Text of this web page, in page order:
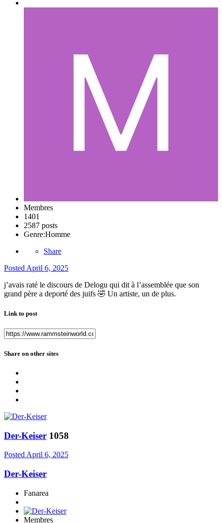
Membres
1401
2587 posts
Genre:Homme
Share
Posted April 6, 2025
j’avais raté le discours de Delogu qui dit à l’assemblée que son
grand père a deporté des juifs 🤣 Un artiste, un de plus.
Link to post
Share on other sites
Der-Keiser 1058
PostedApril 6, 2025
Der-Keiser
Fanarea
Membres